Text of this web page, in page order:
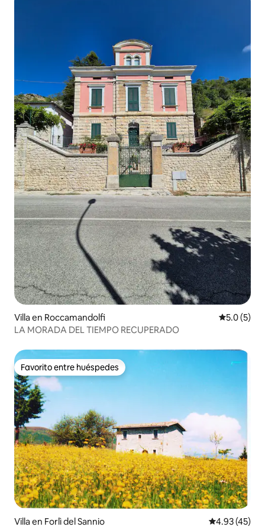
Villa en Roccamandolfi
5.0 (5)
LA MORADA DEL TIEMPO RECUPERADO
Favorito entre huéspedes
Favorito entre huéspedes
Villa en Forlì del Sannio Calificación
4.93 (45)